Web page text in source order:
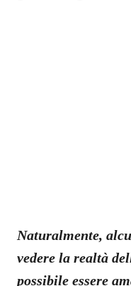
Naturalmente,
vedere la realtà
possibile essere